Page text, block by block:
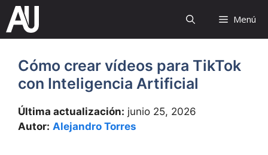
Saltar
contenido
Menú
Cómo crear vídeos para TikTok
con Inteligencia Artificial
Última actualización: junio 25, 2026
Autor: Alejandro Torres